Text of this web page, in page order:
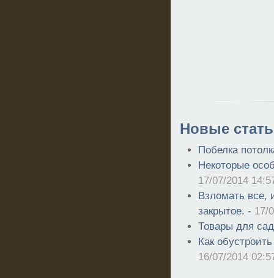
Новые
Побелка
Некоторые
17/07/2014
Взломать все,
закрытое. - 17/
Товары для
Как
16/07/2014